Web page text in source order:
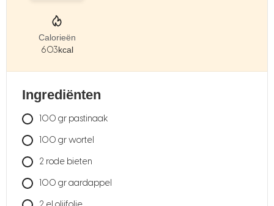
Calorieën
603kcal
Ingrediënten
100 gr pastinaak
100 grwortel
2 rode bieten
100 graardappel